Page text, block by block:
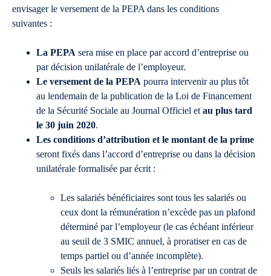
envisager le versement de la PEPA dans les conditions
suivantes :
La PEPA sera mise en place par accord d’entreprise ou
par décision unilatérale de l’employeur.
Le versement de la PEPA pourra intervenir au plus tôt
au lendemain de la publication de la Loi de Financement
de la Sécurité Sociale au Journal Officiel et au plus tard
le 30 juin 2020.
Les conditions d’attribution et le montant de la prime
seront fixés dans l’accord d’entreprise ou dans la décision
unilatérale formalisée par écrit :
Les salariés bénéficiaires sont tous les salariés ou
ceux dont la rémunération n’excède pas un plafond
déterminé par l’employeur (le cas échéant inférieur
au seuil de 3 SMIC annuel, à proratiser en cas de
temps partiel ou d’année incomplète).
Seuls les salariés liés à l’entreprise par un contrat de